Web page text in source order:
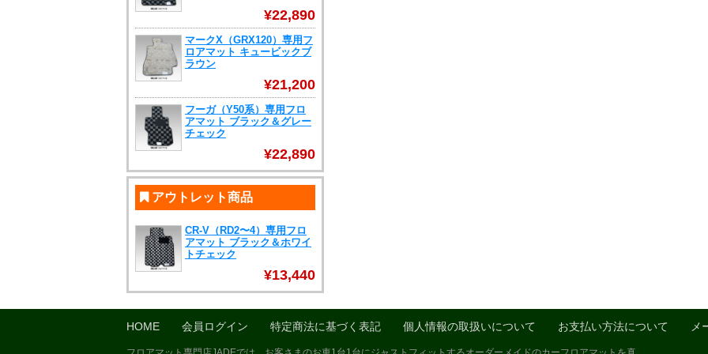
¥22,890
マークX（GRX120）専用フ
ロアマット キュービックブ
ラウン
¥21,200
フーガ（Y50系）専用フロ
アマット ブラック＆グレー
チェック
¥22,890
アウトレット商品
CR-V（RD2〜4）専用フロ
アマット ブラック＆ホワイ
トチェック
¥13,440
HOME 会員ログイン 特定商法に基づく表記 個人情報の取扱いについて お支払い方法について メ